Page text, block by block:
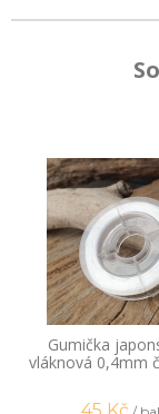
Gumička
vláknová 0,4mm